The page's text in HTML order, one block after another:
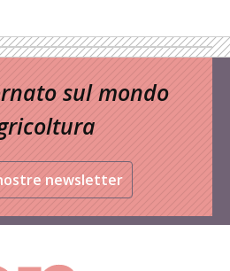
sul mondo
newsletter